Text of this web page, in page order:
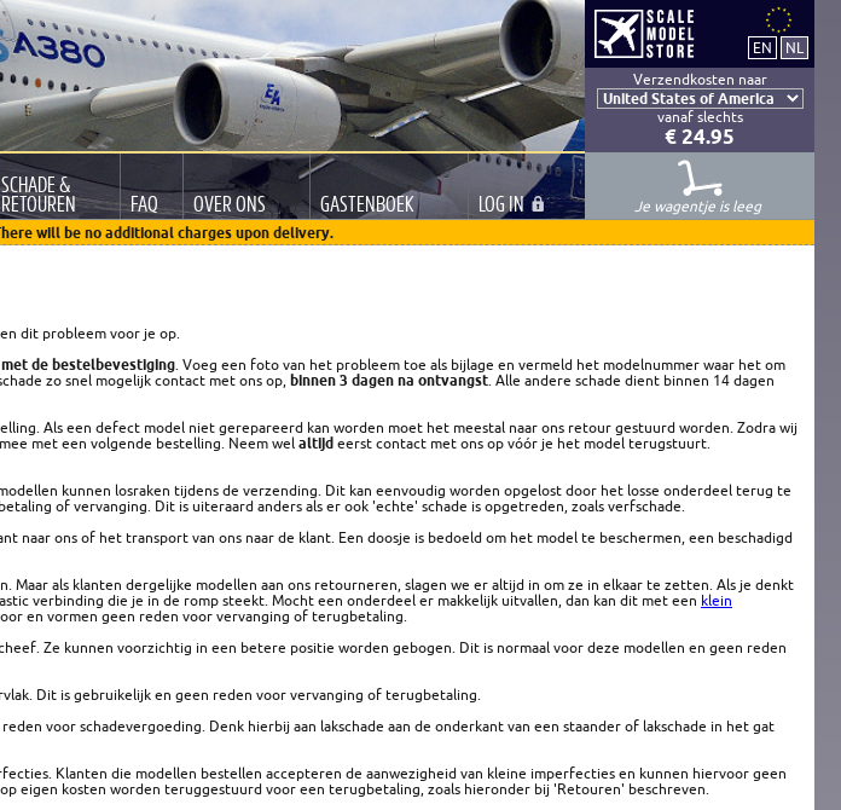
Verzendkosten naar
vanaf slechts
€ 24.95
SCHADE &
RETOUREN FAQ OVER ONS GASTENBOEK LOGIN
Je wagentje is leeg
will be no additional charges upon delivery.
dit probleem voor je op.
de bestelbevestiging . Voeg een foto van het probleem toe als bijlage en vermeld het modelnummer waar het om
zo snel mogelijk contact met ons op, binnen 3 dagen na ontvangst . Alle andere schade dient binnen 14 dagen
Als een defect model niet gerepareerd kan worden moet het meestal naar ons retour gestuurd worden. Zodra wij
met een volgende bestelling. Neem wel altijd eerst contact met ons op vóór je het model terugstuurt.
kunnen losraken tijdens de verzending. Dit kan eenvoudig worden opgelost door het losse onderdeel terug te
of vervanging. Dit is uiteraard anders als er ook 'echte' schade is opgetreden, zoals verfschade.
naar ons of het transport van ons naar de klant. Een doosje is bedoeld om het model te beschermen, een beschadigd
als klanten dergelijke modellen aan ons retourneren, slagen we er altijd in om ze in elkaar te zetten. Als je denkt
verbinding die je in de romp steekt. Mocht een onderdeel er makkelijk uitvallen, dan kan dit met een klein
en vormen geen reden voor vervanging of terugbetaling.
Ze kunnen voorzichtig in een betere positie worden gebogen. Dit is normaal voor deze modellen en geen reden
Dit is gebruikelijk en geen reden voor vervanging of terugbetaling.
voor schadevergoeding. Denk hierbij aan lakschade aan de onderkant van een staander of lakschade in het gat
Klanten die modellen bestellen accepteren de aanwezigheid van kleine imperfecties en kunnen hiervoor geen
eigen kosten worden teruggestuurd voor een terugbetaling, zoals hieronder bij 'Retouren' beschreven.